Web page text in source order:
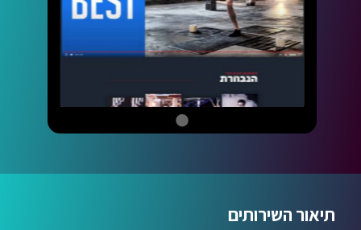
תיאור השירותים